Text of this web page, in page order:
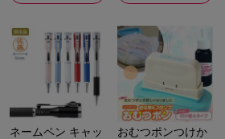
ネームペン キャッ
おむつポンつけか